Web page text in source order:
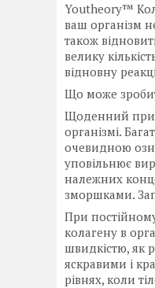
Youtheory™
ваш організм
також
велику
відновну
Що може
Щоденний
організмі.
очевидною
уповільнює
належних
зморшками.
При
колагену в
швидкістю, як
яскравими і
рівнях, коли